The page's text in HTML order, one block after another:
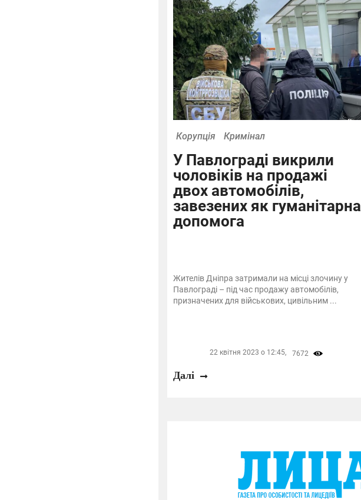
Корупція Кримінал
У Павлограді викрили
чоловіків на продажі
двох автомобілів,
завезених як гуманітарна
допомога
Жителів Дніпра затримали на місці злочину у
Павлограді – під час продажу автомобілів,
призначених для військових, цивільним ...
22 квітня 2023 о 12:45, 7672
Далі